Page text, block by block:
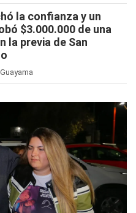
la confianza y un
$3.000.000 de una
la previa de San